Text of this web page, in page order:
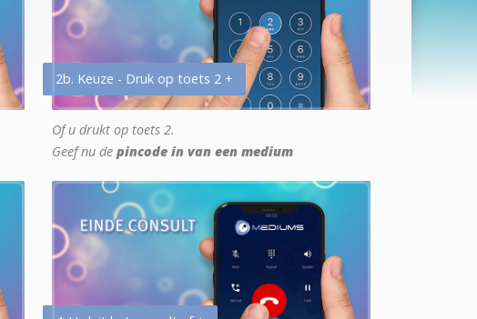
2b. Keuze - Druk op toets 2 +
Of u drukt op toets 2.
Geef nu de pincode in van een medium